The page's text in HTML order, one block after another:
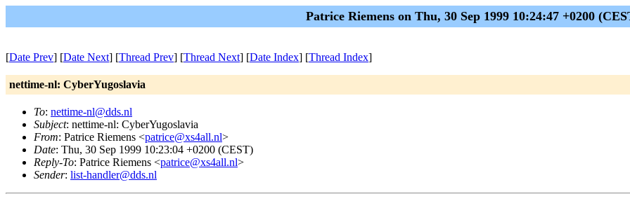
Patrice Riemens on Thu, 30 Sep 1999 10:24:47 +0200
[Date Prev] [Date Next] [Thread Prev] [Thread Next] [Date Index] [Thread Index]
nettime-nl: CyberYugoslavia
To: nettime-nl@dds.nl
Subject: nettime-nl: CyberYugoslavia
From: Patrice Riemens <patrice@xs4all.nl>
Date: Thu, 30 Sep 1999 10:23:04 +0200 (CEST)
Reply-To: Patrice Riemens <patrice@xs4all.nl>
Sender: list-handler@dds.nl